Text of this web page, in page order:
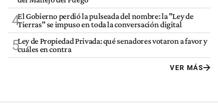
4El Gobierno perdió la pulseada del nombre: la "Ley de
Tierras" se impuso en toda la conversación digital
5Ley de Propiedad Privada: qué senadores votaron a favor y
cuáles en contra
VER MÁS